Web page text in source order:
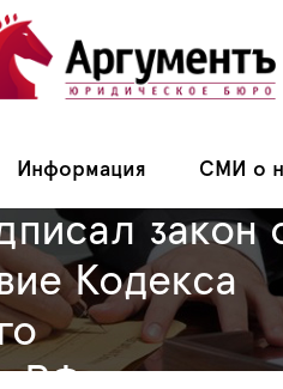
Информация СМИ о
закон
Кодекса